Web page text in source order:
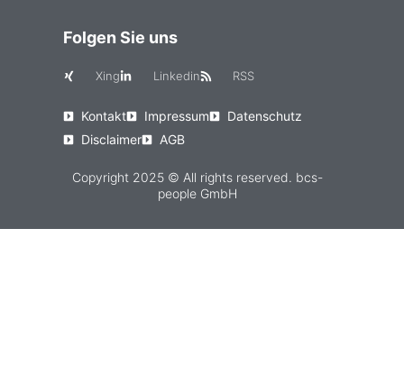
Folgen Sie uns
Xing Linkedin RSS
Kontakt Impressum
Datenschutz
Disclaimer
AGB
Copyright 2025 © All rights reserved. bcs-
people GmbH